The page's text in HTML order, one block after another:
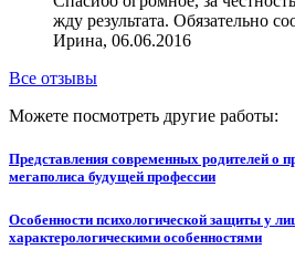
жду результата. Обязательно
Ирина, 06.06.2016
Все отзывы
Можете посмотреть другие работы:
Представления современных родителей о
мегаполиса будущей профессии
Особенности психологической защиты у
характерологическими особенностями